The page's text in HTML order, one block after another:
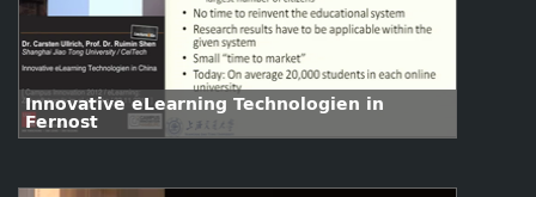
Innovative eLearning Technologien in
Fernost